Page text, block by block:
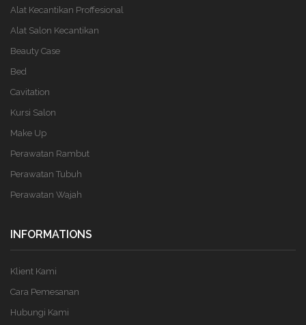
Alat Kecantikan Proffesional
Alat Salon Kecantikan
Beauty Case
Bed
Cavitation
Kursi Salon
Make Up
Perawatan Rambut
Perawatan Tubuh
Perawatan Wajah
INFORMATIONS
Klient Kami
Cara Pemesanan
Hubungi Kami